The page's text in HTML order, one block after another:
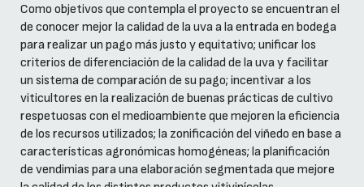
Como objetivos que contempla el proyecto se encuentran el
de conocer mejor la calidad de la uva a la entrada en bodega
para realizar un pago más justo y equitativo; unificar los
criterios de diferenciación de la calidad de la uva y facilitar
un sistema de comparación de su pago; incentivar a los
viticultores en la realización de buenas prácticas de cultivo
respetuosas con el medioambiente que mejoren la eficiencia
de los recursos utilizados; la zonificación del viñedo en base a
características agronómicas homogéneas; la planificación
de vendimias para una elaboración segmentada que mejore